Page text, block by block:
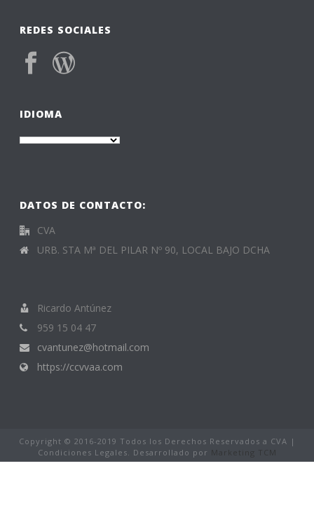
REDES SOCIALES
IDIOMA
DATOS DE CONTACTO:
CVA
URB. STA Mª DEL PILAR Nº 90, LOCAL BAJO DCHA
Ricardo Antúnez
959 15 04 47
cvantunez@hotmail.com
https://ccvvaa.com
Copyright © 2016-2019 Todos los Derechos Reservados a CVA |
Condiciones Legales. Desarrollado por Marketing TCM